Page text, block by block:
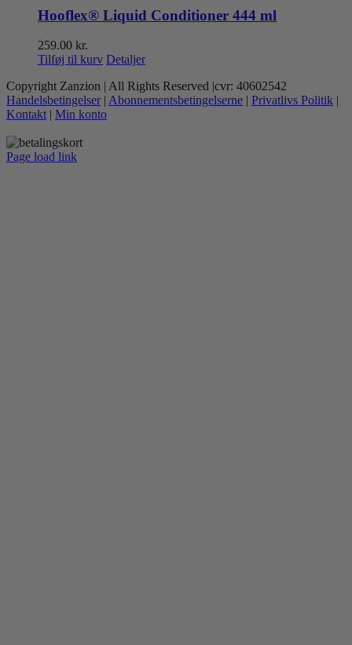
Hooflex® Liquid Conditioner 444 ml
259.00 kr.
Tilføj til kurv Detaljer
Copyright Zanzion | All Rights Reserved |cvr: 40602542
Handelsbetingelser | Abonnementsbetingelserne | Privatlivs Politik |
Kontakt | Min konto
Page load link